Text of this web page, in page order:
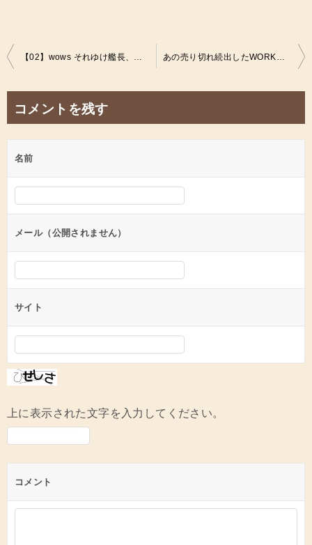
投
ビ
ゲ
ー
シ
ン
【02】wows それゆけ艦長、轟沈航海日誌！ひとり暮らしのゲーム事情 あの売り切れ続出したWORKMANのフーデッドパーカーを3ヵ月着てみた！ひとり暮らしのファッション事情
コメントを残す
名前
メール（公開されません）
サイト
上に表示された文字を入力してください。
コメント